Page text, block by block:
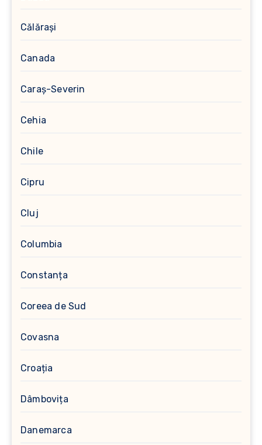
Călărași
Canada
Caraș-Severin
Cehia
Chile
Cipru
Cluj
Columbia
Constanța
Coreea de Sud
Covasna
Croația
Dâmbovița
Danemarca